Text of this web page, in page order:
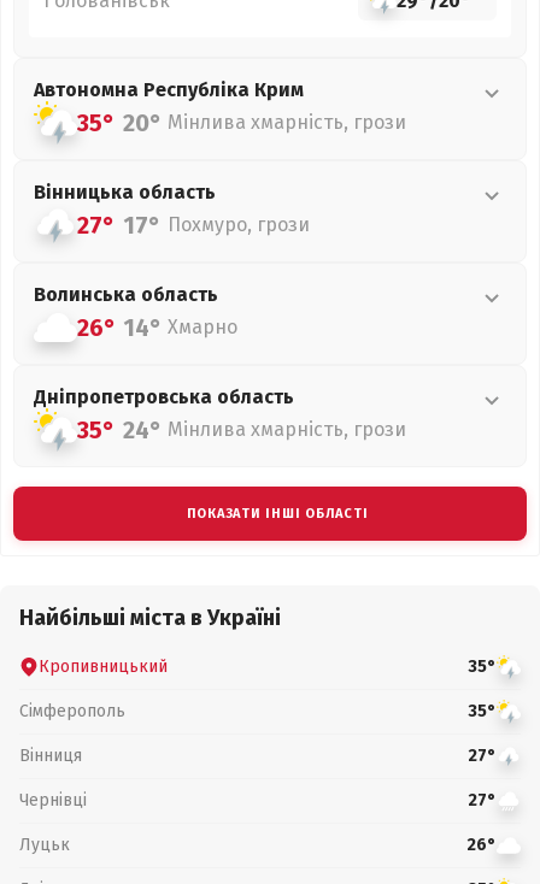
Автономна Республіка Крим
35° 20° Мінлива хмарність, грози
Вінницька область
27° 17° Похмуро, грози
Волинська область
26° 14° Хмарно
Дніпропетровська область
35° 24° Мінлива хмарність, грози
ПОКАЗАТИ ІНШІ ОБЛАСТІ
Найбільші міста в Україні
Кропивницький 35°
Сімферополь 35°
Вінниця 27°
Чернівці 27°
Луцьк 26°